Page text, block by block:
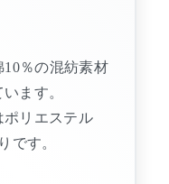
％の混紡素材
ます。
ポリエステル
です。